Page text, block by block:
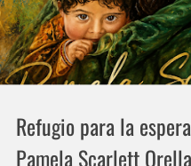
Refugio para la
Pamela Scarlett